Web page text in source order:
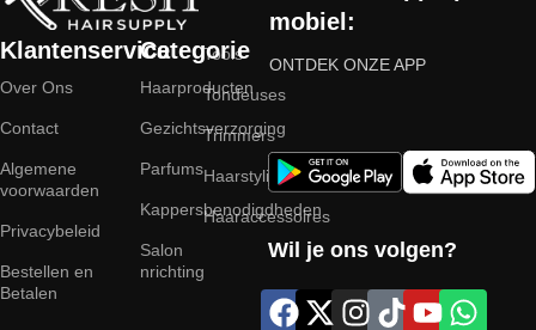
Klantenservice
Over Ons
Contact
Algemene
voorwaarden
Privacybeleid
Bestellen en
Betalen
Categorie
Haarproducten
Gezichtsverzorging
Parfums
Kappersbenodigdheden
Salon
nrichting
Tools
Tondeuses
Trimmers
Haarstyling
Haaraccessoires
mobiel:
ONTDEK ONZE APP
Wil je ons volgen?